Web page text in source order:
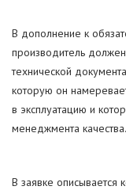
В дополнение к
производитель
технической
которую он
в эксплуатацию и
менеджмента качества.
В заявке описывается